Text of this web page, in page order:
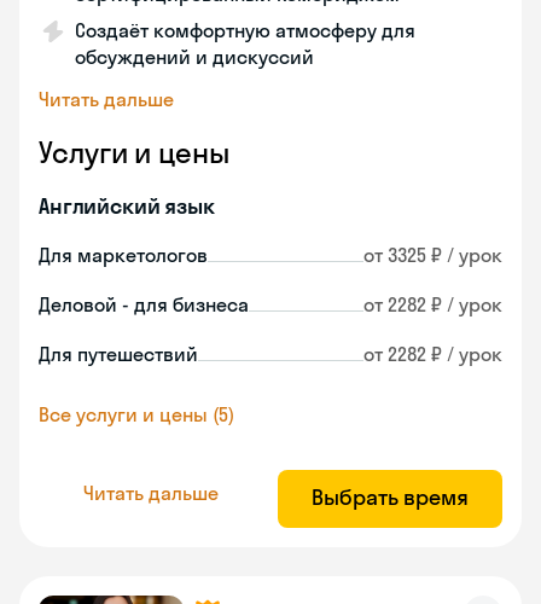
Создаёт комфортную атмосферу для
обсуждений и дискуссий
Читать дальше
Услуги и цены
Английский язык
Для маркетологов от 3325 ₽ / урок
Деловой - для бизнеса от 2282 ₽ / урок
Для путешествий от 2282 ₽ / урок
Все услуги и цены (5)
Читать дальше Выбрать время